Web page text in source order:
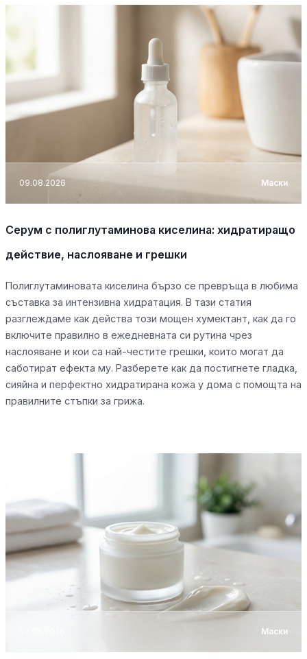
09.08.2026 Маски
Серум с полиглутаминова киселина: хидратиращо
действие, наслояване и грешки
Полиглутаминовата киселина бързо се превръща в любима
съставка за интензивна хидратация. В тази статия
разглеждаме как действа този мощен хумектант, как да го
включите правилно в ежедневната си рутина чрез
наслояване и кои са най-честите грешки, които могат да
саботират ефекта му. Разберете как да постигнете гладка,
сияйна и перфектно хидратирана кожа у дома с помощта на
правилните стъпки за грижа.
Маски